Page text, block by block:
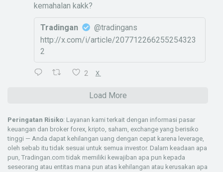
kemahalan kakk?
Tradingan
@tradingans
http://x.com/i/article/207712266255254323
2
2 X
Load More
Peringatan Risiko: Layanan kami terkait dengan informasi pasar
keuangan dan broker forex, kripto, saham, exchange yang berisiko
tinggi — Anda dapat kehilangan uang dengan cepat karena leverage,
oleh sebab itu tidak sesuai untuk semua investor. Dalam keadaan apa
pun, Tradingan.com tidak memiliki kewajiban apa pun kepada
seseorang atau entitas mana pun atas kehilangan atau kerusakan apa